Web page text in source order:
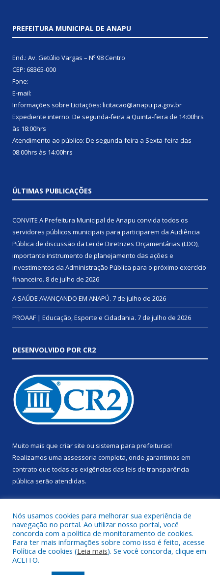
PREFEITURA MUNICIPAL DE ANAPU
End.: Av. Getúlio Vargas – Nº 98 Centro
CEP: 68365-000
Fone:
E-mail:
Informações sobre Licitações: licitacao@anapu.pa.gov.br
Expediente interno: De segunda-feira a Quinta-feira de 14:00hrs
às 18:00hrs
Atendimento ao público: De segunda-feira a Sexta-feira das
08:00hrs às 14:00hrs
ÚLTIMAS PUBLICAÇÕES
CONVITE A Prefeitura Municipal de Anapu convida todos os
servidores públicos municipais para participarem da Audiência
Pública de discussão da Lei de Diretrizes Orçamentárias (LDO),
importante instrumento de planejamento das ações e
investimentos da Administração Pública para o próximo exercício
financeiro. 8 de julho de 2026
A SAÚDE AVANÇANDO EM ANAPÚ. 7 de julho de 2026
PROAAF | Educação, Esporte e Cidadania. 7 de julho de 2026
DESENVOLVIDO POR CR2
Muito mais que criar site ou sistema para prefeituras!
Realizamos uma assessoria completa, onde garantimos em
contrato que todas as exigências das leis de transparência
pública serão atendidas.
Todos os direitos reservados a Prefeitura Municipal de Anapu.
Nós usamos cookies para melhorar sua experiência de
navegação no portal. Ao utilizar nosso portal, você
concorda com a política de monitoramento de cookies.
Para ter mais informações sobre como isso é feito, acesse
Política de cookies (Leia mais). Se você concorda, clique em
ACEITO.